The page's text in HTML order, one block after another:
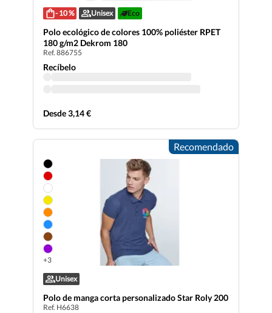
- 10 % Unisex Eco
Polo ecológico de colores 100% poliéster RPET
180 g/m2 Dekrom 180
Ref. 886755
Recíbelo
Desde 3,14 €
Recomendado
+3
Unisex
Polo de manga corta personalizado Star Roly 200
Ref. H6638